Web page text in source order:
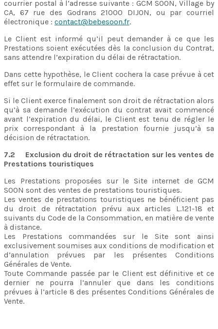
courrier postal à l’adresse suivante : GCM SOON, Village by
CA, 67 rue des Godrans 21000 DIJON, ou par courriel
électronique : contact@bebesoon.fr.
Le Client est informé qu’il peut demander à ce que les
Prestations soient exécutées dès la conclusion du Contrat,
sans attendre l’expiration du délai de rétractation.
Dans cette hypothèse, le Client cochera la case prévue à cet
effet sur le formulaire de commande.
Si le Client exerce finalement son droit de rétractation alors
qu’à sa demande l’exécution du contrat avait commencé
avant l’expiration du délai, le Client est tenu de régler le
prix correspondant à la prestation fournie jusqu’à sa
décision de rétractation.
7.2 Exclusion du droit de rétractation sur les ventes de
Prestations touristiques
Les Prestations proposées sur le Site internet de GCM
SOON sont des ventes de prestations touristiques.
Les ventes de prestations touristiques ne bénéficient pas
du droit de rétractation prévu aux articles L.121-18 et
suivants du Code de la Consommation, en matière de vente
à distance.
Les Prestations commandées sur le Site sont ainsi
exclusivement soumises aux conditions de modification et
d’annulation prévues par les présentes Conditions
Générales de Vente.
Toute Commande passée par le Client est définitive et ce
dernier ne pourra l’annuler que dans les conditions
prévues à l’article 8 des présentes Conditions Générales de
Vente.